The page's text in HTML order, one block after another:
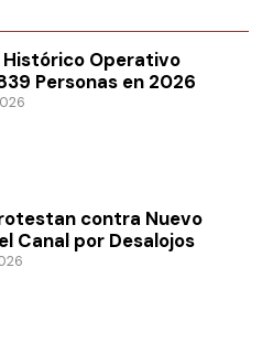
Histórico Operativo
Personas en 2026
contra Nuevo
Canal por Desalojos